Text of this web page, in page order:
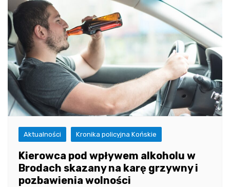
Aktualności Kronika policyjna Końskie
Kierowca pod wpływem alkoholu w
Brodach skazany na karę grzywny i
pozbawienia wolności